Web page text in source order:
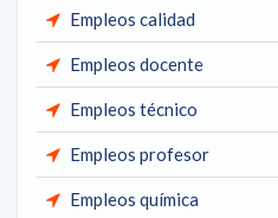
Empleos calidad
Empleos docente
Empleos técnico
Empleos profesor
Empleos química